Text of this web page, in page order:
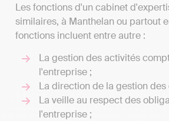
Les fonctions d'un cabinet
similaires, à Manthelan ou partout
fonctions incluent entre autre :
La gestion des activités
l'entreprise ;
La direction de la gestion des
La veille au respect des
l'entreprise ;